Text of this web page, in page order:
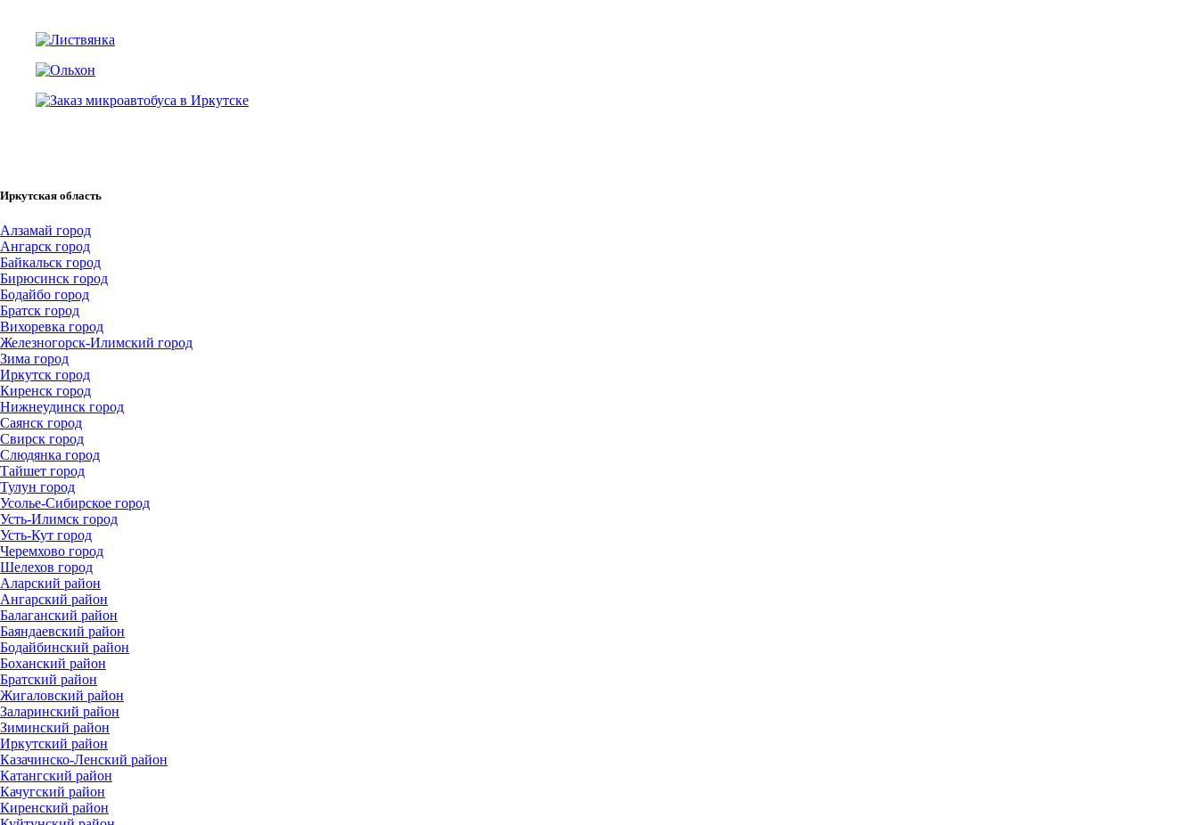
Иркутская область
Алзамай город
Ангарск город
Байкальск город
Бирюсинск город
Бодайбо город
Братск город
Вихоревка город
Железногорск-Илимский город
Зима город
Иркутск город
Киренск город
Нижнеудинск город
Саянск город
Свирск город
Слюдянка город
Тайшет город
Тулун город
Усолье-Сибирское город
Усть-Илимск город
Усть-Кут город
Черемхово город
Шелехов город
Аларский район
Ангарский район
Балаганский район
Баяндаевский район
Бодайбинский район
Боханский район
Братский район
Жигаловский район
Заларинский район
Зиминский район
Иркутский район
Казачинско-Ленский район
Катангский район
Качугский район
Киренский район